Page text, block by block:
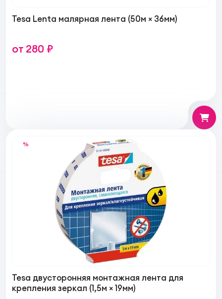
Tesa Lenta малярная лента (50м × 36мм)
от 280 ₽
%
Tesa двусторонняя монтажная лента для
крепления зеркал (1,5м × 19мм)